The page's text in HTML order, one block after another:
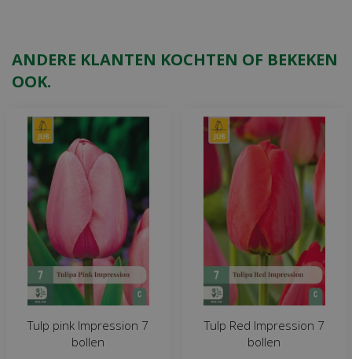
ANDERE KLANTEN KOCHTEN OF BEKEKEN
OOK.
Tulp pink Impression 7
bollen
Tulp Red Impression 7
bollen